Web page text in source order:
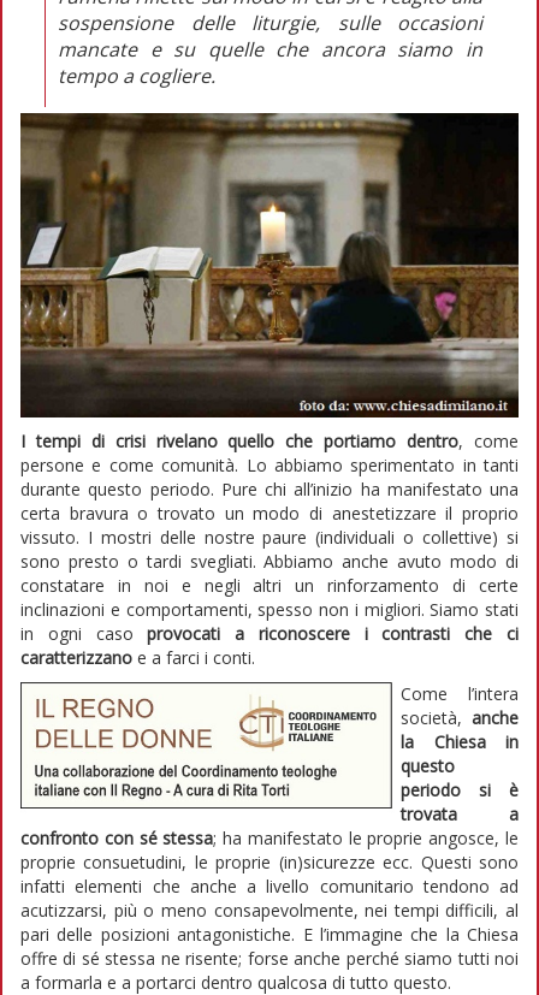
sospensione delle liturgie, sulle occasioni
mancate e su quelle che ancora siamo in
tempo a cogliere.
I tempi di crisi rivelano quello che portiamo dentro, come
persone e come comunità. Lo abbiamo sperimentato in tanti
durante questo periodo. Pure chi all’inizio ha manifestato una
certa bravura o trovato un modo di anestetizzare il proprio
vissuto. I mostri delle nostre paure (individuali o collettive) si
sono presto o tardi svegliati. Abbiamo anche avuto modo di
constatare in noi e negli altri un rinforzamento di certe
inclinazioni e comportamenti, spesso non i migliori. Siamo stati
in ogni casoprovocati a riconoscere i contrasti che ci
caratterizzano e a farci i conti.
Come l’intera
società, anche
la Chiesa in
questo
periodo si è
trovata a
confronto con sé stessa; ha manifestato le proprie angosce, le
proprie consuetudini, le proprie (in)sicurezze ecc. Questi sono
infatti elementi che anche a livello comunitario tendono ad
acutizzarsi, più o meno consapevolmente, nei tempi difficili, al
pari delle posizioni antagonistiche. E l’immagine che la Chiesa
offre di sé stessa ne risente; forse anche perché siamo tutti noi
a formarla e a portarci dentro qualcosa di tutto questo.